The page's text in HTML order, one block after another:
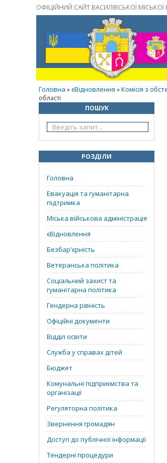
ОФІЦІЙНИЙ САЙТ ВАСИЛІВСЬКОЇ МІСЬКОЇ
Головна »єВідновлення »Комісія з
області
ПОШУК
РОЗДІЛИ
Головна
Евакуація та гуманітарна
підтримка
Міська військова адміністрація
єВідновлення
Безбар'єрність
Ветеранська політика
Соціальний захист та
гуманітарна політика
Гендерна рівність
Офіційні документи
Відділ освіти
Служба у справах дітей
Бюджет
Комунальні підприємства та
організації
Регуляторна політика
Звернення громадян
Доступ до публічної інформації
Тендерні процедури